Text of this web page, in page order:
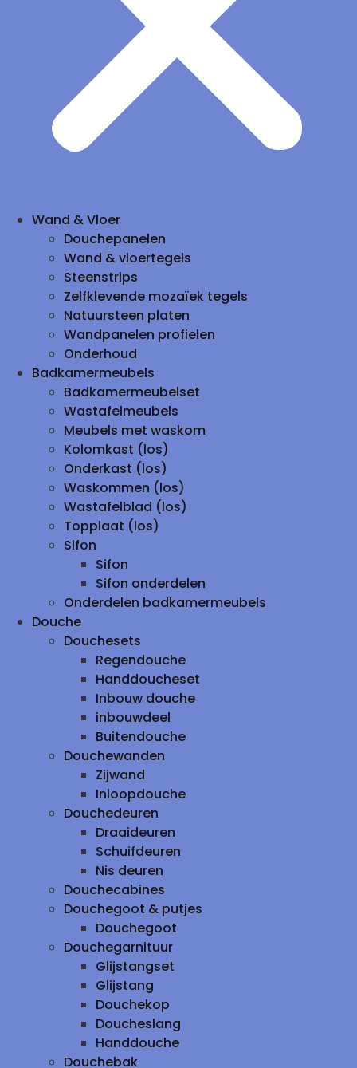
Wand & Vloer
Douchepanelen
Wand & vloertegels
Steenstrips
Zelfklevende mozaïek tegels
Natuursteen platen
Wandpanelen profielen
Onderhoud
Badkamermeubels
Badkamermeubelset
Wastafelmeubels
Meubels met waskom
Kolomkast (los)
Onderkast (los)
Waskommen (los)
Wastafelblad (los)
Topplaat (los)
Sifon
Sifon
Sifon onderdelen
Onderdelen badkamermeubels
Douche
Douchesets
Regendouche
Handdoucheset
Inbouw douche
inbouwdeel
Buitendouche
Douchewanden
Zijwand
Inloopdouche
Douchedeuren
Draaideuren
Schuifdeuren
Nis deuren
Douchecabines
Douchegoot & putjes
Douchegoot
Douchegarnituur
Glijstangset
Glijstang
Douchekop
Doucheslang
Handdouche
Douchebak